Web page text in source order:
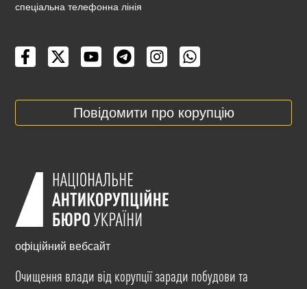
cпеціальна телефонна лінія
Повідомити про корупцію
офіційний вебсайт
Очищення влади від корупції заради побудови та